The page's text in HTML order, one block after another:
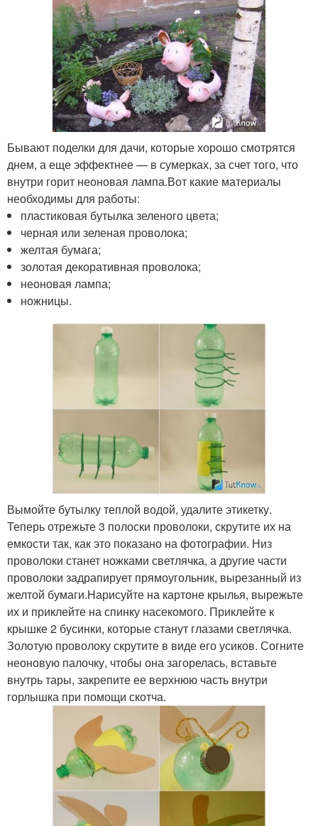
Бывают поделки для дачи, которые хорошо смотрятся
днем, а еще эффектнее — в сумерках, за счет того, что
внутри горит неоновая лампа.Вот какие материалы
необходимы для работы:
пластиковая бутылка зеленого цвета;
черная или зеленая проволока;
желтая бумага;
золотая декоративная проволока;
неоновая лампа;
ножницы.
Вымойте бутылку теплой водой, удалите этикетку.
Теперь отрежьте 3 полоски проволоки, скрутите их на
емкости так, как это показано на фотографии. Низ
проволоки станет ножками светлячка, а другие части
проволоки задрапирует прямоугольник, вырезанный из
желтой бумаги.Нарисуйте на картоне крылья, вырежьте
их и приклейте на спинку насекомого. Приклейте к
крышке 2 бусинки, которые станут глазами светлячка.
Золотую проволоку скрутите в виде его усиков. Согните
неоновую палочку, чтобы она загорелась, вставьте
внутрь тары, закрепите ее верхнюю часть внутри
горлышка при помощи скотча.